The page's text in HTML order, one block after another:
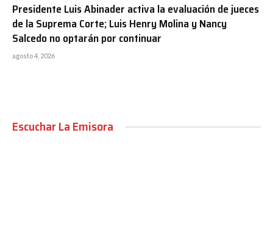
Presidente Luis Abinader activa la evaluación de jueces
de la Suprema Corte; Luis Henry Molina y Nancy
Salcedo no optarán por continuar
agosto 4, 2026
Escuchar La Emisora